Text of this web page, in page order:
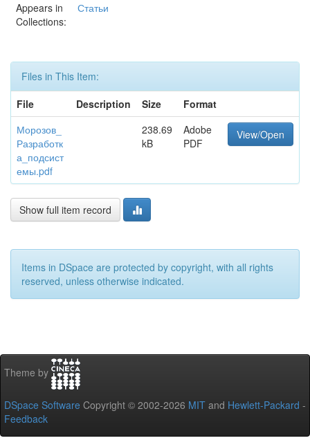
Appears in
Collections:
Статьи
Files in This Item:
File
Description Size
Format
Морозов_
Разработк
а_подсист
емы.pdf
238.69
kB
Adobe
PDF
View/Open
Show full item record
Items in DSpace are protected by copyright, with all rights
reserved, unless otherwise indicated.
Theme by
DSpace Software Copyright © 2002-2026 MIT and Hewlett-Packard -
Feedback